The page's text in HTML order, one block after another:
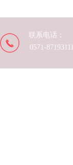
联系电话：
0571-87193111